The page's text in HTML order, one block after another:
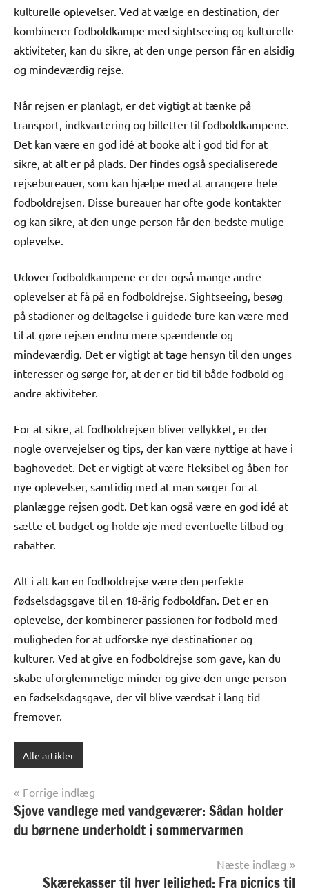
kulturelle oplevelser. Ved at vælge en destination, der
kombinerer fodboldkampe med sightseeing og kulturelle
aktiviteter, kan du sikre, at den unge person får en alsidig
og mindeværdig rejse.
Når rejsen er planlagt, er det vigtigt at tænke på
transport, indkvartering og billetter til fodboldkampene.
Det kan være en god idé at booke alt i god tid for at
sikre, at alt er på plads. Der findes også specialiserede
rejsebureauer, som kan hjælpe med at arrangere hele
fodboldrejsen. Disse bureauer har ofte gode kontakter
og kan sikre, at den unge person får den bedste mulige
oplevelse.
Udover fodboldkampene er der også mange andre
oplevelser at få på en fodboldrejse. Sightseeing, besøg
på stadioner og deltagelse i guidede ture kan være med
til at gøre rejsen endnu mere spændende og
mindeværdig. Det er vigtigt at tage hensyn til den unges
interesser og sørge for, at der er tid til både fodbold og
andre aktiviteter.
For at sikre, at fodboldrejsen bliver vellykket, er der
nogle overvejelser og tips, der kan være nyttige at have i
baghovedet. Det er vigtigt at være fleksibel og åben for
nye oplevelser, samtidig med at man sørger for at
planlægge rejsen godt. Det kan også være en god idé at
sætte et budget og holde øje med eventuelle tilbud og
rabatter.
Alt i alt kan en fodboldrejse være den perfekte
fødselsdagsgave til en 18-årig fodboldfan. Det er en
oplevelse, der kombinerer passionen for fodbold med
muligheden for at udforske nye destinationer og
kulturer. Ved at give en fodboldrejse som gave, kan du
skabe uforglemmelige minder og give den unge person
en fødselsdagsgave, der vil blive værdsat i lang tid
fremover.
Alle artikler
Indlægsnavigation
Forrige indlæg
Sjove vandlege med vandgeværer: Sådan holder
du børnene underholdt i sommervarmen
Næste indlæg
Skærekasser til hver lejlighed: Fra picnics til